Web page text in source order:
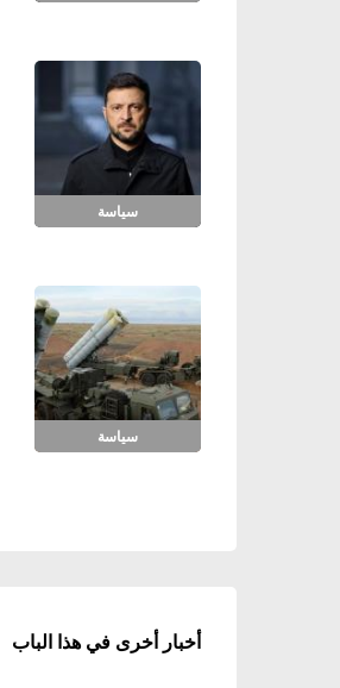
سياسة
سياسة
أخبار أخرى في هذا الباب